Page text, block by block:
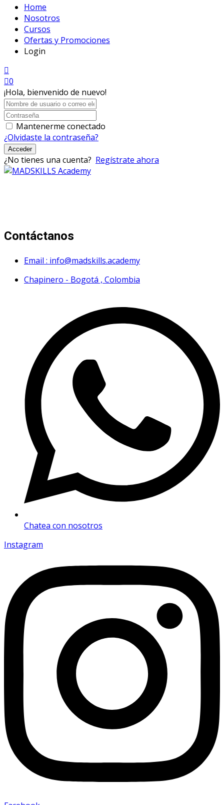
Home
Nosotros
Cursos
Ofertas y Promociones
Login
0
¡Hola, bienvenido de nuevo!
Mantenerme conectado
¿Olvidaste la contraseña?
Acceder
¿No tienes una cuenta? Regístrate ahora
Contáctanos
Email : info@madskills.academy
Chapinero - Bogotá , Colombia
Chatea con nosotros
Instagram